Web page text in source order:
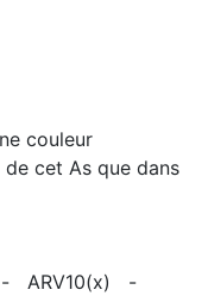
couleur
cet As que dans
ARV10(x) -